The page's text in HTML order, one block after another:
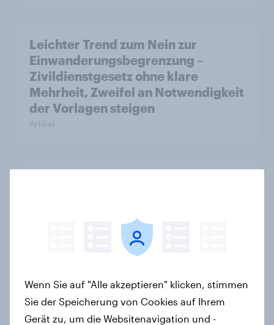
Leichter Trend zum Nein zur
Einwanderungsbegrenzung –
Zivildienstgesetz ohne klare
Mehrheit, Zweifel an Notwendigkeit
der Vorlagen steigen
Artikel
rankings 2026
Report
Wenn Sie auf "Alle akzeptieren" klicken, stimmen
Sie der Speicherung von Cookies auf Ihrem
Gerät zu, um die Websitenavigation und -